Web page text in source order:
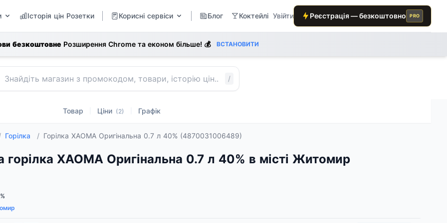
Історія цін Розетки Корисні сервіси Блог Коктейлі Увійти Реєстрація — безкоштовно PRO
безкоштовне Розширення Chrome та економ більше! 💰 ВСТАНОВИТИ
/
Товар Ціни (2) Графік
Горілка / Горілка XAOMA Оригінальна 0.7 л 40% (4870031006489)
горілка XAOMA Оригінальна 0.7 л 40% в місті Житомир